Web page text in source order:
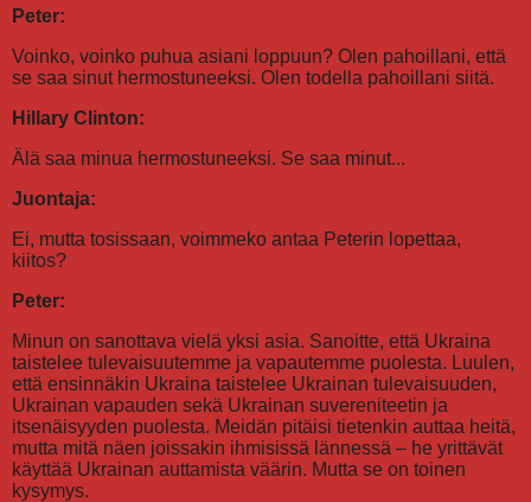
Peter:
Voinko, voinko puhua asiani loppuun? Olen pahoillani, että
se saa sinut hermostuneeksi. Olen todella pahoillani siitä.
Hillary Clinton:
Älä saa minua hermostuneeksi. Se saa minut...
Juontaja:
Ei, mutta tosissaan, voimmeko antaa Peterin lopettaa,
kiitos?
Peter:
Minun on sanottava vielä yksi asia. Sanoitte, että Ukraina
taistelee tulevaisuutemme ja vapautemme puolesta. Luulen,
että ensinnäkin Ukraina taistelee Ukrainan tulevaisuuden,
Ukrainan vapauden sekä Ukrainan suvereniteetin ja
itsenäisyyden puolesta. Meidän pitäisi tietenkin auttaa heitä,
mutta mitä näen joissakin ihmisissä lännessä – he yrittävät
käyttää Ukrainan auttamista väärin. Mutta se on toinen
kysymys.